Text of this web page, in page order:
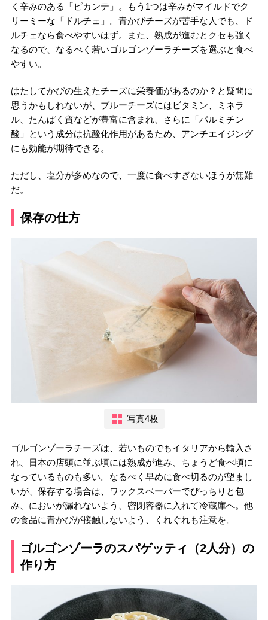
く辛みのある「ピカンテ」。もう1つは辛みがマイルドでク
リーミーな「ドルチェ」。青かびチーズが苦手な人でも、ド
ルチェなら食べやすいはず。また、熟成が進むとクセも強く
なるので、なるべく若いゴルゴンゾーラチーズを選ぶと食べ
やすい。
はたしてかびの生えたチーズに栄養価があるのか？と疑問に
思うかもしれないが、ブルーチーズにはビタミン、ミネラ
ル、たんぱく質などが豊富に含まれ、さらに「パルミチン
酸」という成分は抗酸化作用があるため、アンチエイジング
にも効能が期待できる。
ただし、塩分が多めなので、一度に食べすぎないほうが無難
だ。
保存の仕方
写真4枚
ゴルゴンゾーラチーズは、若いものでもイタリアから輸入さ
れ、日本の店頭に並ぶ頃には熟成が進み、ちょうど食べ頃に
なっているものも多い。なるべく早めに食べ切るのが望まし
いが、保存する場合は、ワックスペーパーでぴっちりと包
み、においが漏れないよう、密閉容器に入れて冷蔵庫へ。他
の食品に青かびが接触しないよう、くれぐれも注意を。
ゴルゴンゾーラのスパゲッティ（2人分）の
作り方